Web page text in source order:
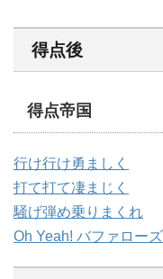
得点後
得点帝国
行け行け勇ましく
打て打て凄まじく
騒げ弾め乗りまくれ
Oh Yeah! バファローズ